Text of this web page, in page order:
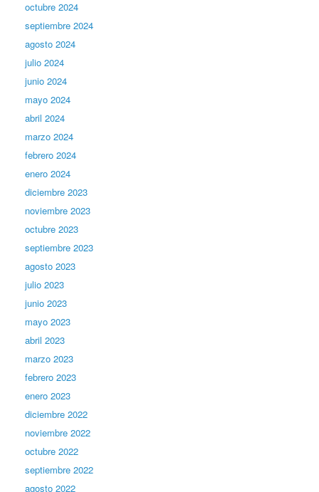
octubre 2024
septiembre 2024
agosto 2024
julio 2024
junio 2024
mayo 2024
abril 2024
marzo 2024
febrero 2024
enero 2024
diciembre 2023
noviembre 2023
octubre 2023
septiembre 2023
agosto 2023
julio 2023
junio 2023
mayo 2023
abril 2023
marzo 2023
febrero 2023
enero 2023
diciembre 2022
noviembre 2022
octubre 2022
septiembre 2022
agosto 2022